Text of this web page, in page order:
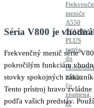
meniče
A550
PLUS
patria
do
triedy,
čo
znamená,
že
Séria V800 je
Frekvenčný menič série
pokročilým funkciám
stovky spokojných
Tento prístroj hravo
podľa vašich predstáv.